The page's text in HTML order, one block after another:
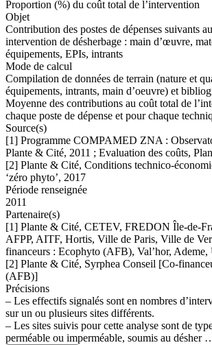
Proportion (%) du coût total de l’intervention
Objet
Contribution des postes de dépenses suivants
intervention de désherbage : main d’œuvre,
équipements, EPIs, intrants
Mode de calcul
Compilation de données de terrain (nature et
équipements, intrants, main d’oeuvre) et
Moyenne des contributions au coût total de
chaque poste de dépense et pour chaque
Source(s)
[1] Programme COMPAMED ZNA :
Plante & Cité, 2011 ; Evaluation des coûts,
[2] Plante & Cité, Conditions technico-
‘zéro phyto’, 2017
Période renseignée
2011
Partenaire(s)
[1] Plante & Cité, CETEV, FREDON Île-de-
AFPP, AITF, Hortis, Ville de Paris, Ville de
financeurs : Ecophyto (AFB), Val’hor,
[2] Plante & Cité, Syrphea Conseil [Co-
(AFB)]
Précisions
– Les effectifs signalés sont en nombres
sur un ou plusieurs sites différents.
– Les sites suivis pour cette analyse sont de
perméable ou imperméable, soumis au désher